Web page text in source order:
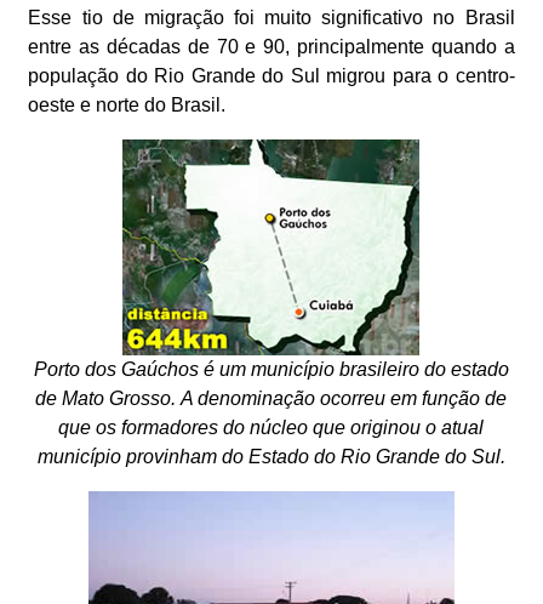
Esse tio de migração foi muito significativo no Brasil
entre as décadas de 70 e 90, principalmente quando a
população do Rio Grande do Sul migrou para o centro-
oeste e norte do Brasil.
Porto dos Gaúchos é um município brasileiro do estado
de Mato Grosso. A denominação ocorreu em função de
que os formadores do núcleo que originou o atual
município provinham do Estado do Rio Grande do Sul.